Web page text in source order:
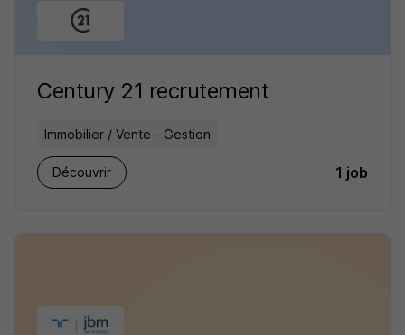
Century 21 recrutement
Immobilier / Vente - Gestion
Découvrir 1 job